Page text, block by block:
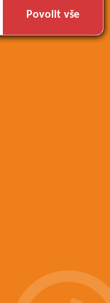
Povolit vše